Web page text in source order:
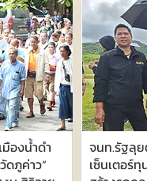
มืองน้ำดำ
ภูค่าว”
จนท.รัฐลุย
เซ็นเตอร์